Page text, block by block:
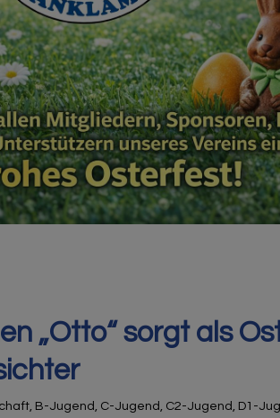
„Otto“ sorgt als
B-Jugend C-Jugend C2-Jugend D1-